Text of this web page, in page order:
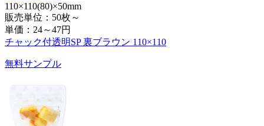
110×110(80)×50mm
販売単位：50枚～
単価： 24～47円
チャック付透明SP 裏ブラウン 110×110
無料サンプル